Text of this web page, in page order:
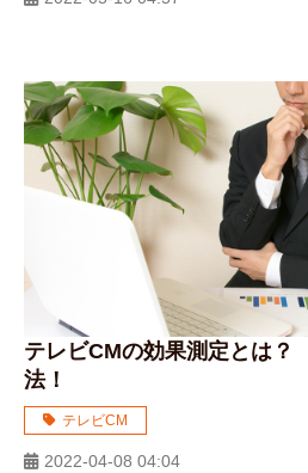
テレビCMの効果測定とは
法！
テレビCM
2022-04-08 04:04